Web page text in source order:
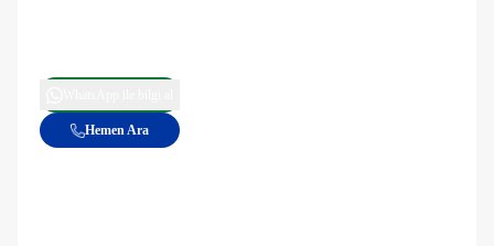
Hemen Ara